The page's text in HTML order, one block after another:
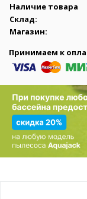
Наличие товара
Склад:
Магазин:
Принимаем к